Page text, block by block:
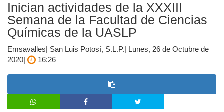
Inician actividades de la XXXIII
Semana de la Facultad de Ciencias
Químicas de la UASLP
Emsavalles| San Luis Potosí, S.L.P.| Lunes, 26 de Octubre de
2020|
16:26